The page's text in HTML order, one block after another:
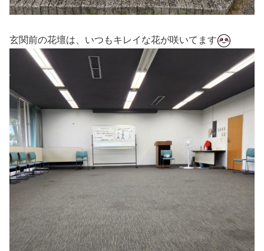
玄関前の花壇は、いつもキレイな花が咲いてます